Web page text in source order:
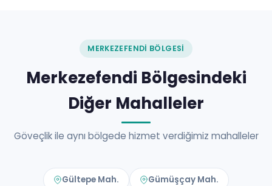
MERKEZEFENDI BÖLGESI
Merkezefendi Bölgesindeki
Diğer Mahalleler
Göveçlik ile aynı bölgede hizmet verdiğimiz mahalleler
Gültepe Mah. Gümüşçay Mah.